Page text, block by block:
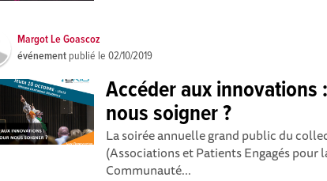
Margot Le Goascoz
événement publié le02/10/2019
Accéder aux innovations
nous soigner ?
La soirée annuelle grand public du
(Associations et Patients Engagés pour
Communauté...